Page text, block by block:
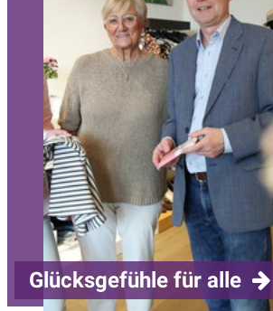
Glücksgefühle für alle